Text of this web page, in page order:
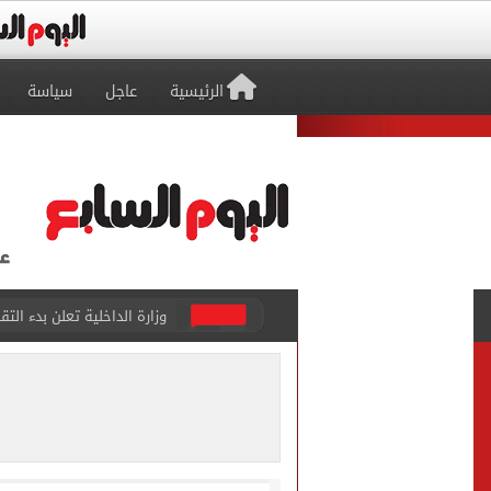
الرئيسية عاجل سياسة
وزارة الداخلية تعلن بدء التقديم
محافظ القاهرة يخفض الحد
وزير العمل يعلن توفير 3032 فرصة عمل في 56 شركة بـ9 محافظات